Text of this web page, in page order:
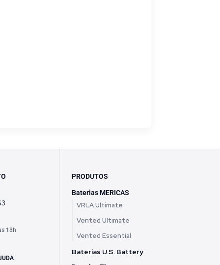
18h
PRODUTOS
Baterias MERICAS
VRLA Ultimate
Vented Ultimate
Vented Essential
Baterias U.S. Battery